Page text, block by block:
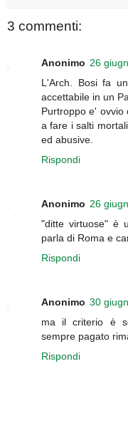
3 commenti:
Anonimo 26
L'Arch. Bosi fa
accettabile in un
Purtroppo e' ovvio
a fare i salti
ed abusive.
Rispondi
Anonimo 26
"ditte virtuose" è
parla di Roma e
Rispondi
Anonimo 30
ma il criterio è
sempre pagato
Rispondi